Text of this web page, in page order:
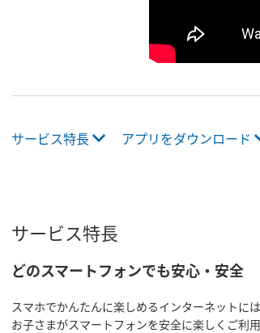
サービス特長 アプリをダウンロード
サービス特長
どのスマートフォンでも安心・安全
スマホでかんたんに楽しめるインターネットに
お子さまがスマートフォンを安全に楽しくご利